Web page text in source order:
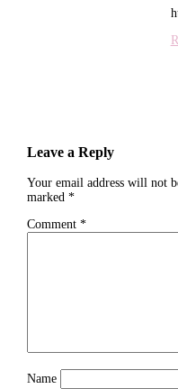
Leave a Reply
Your email address will not
marked *
Comment *
Name